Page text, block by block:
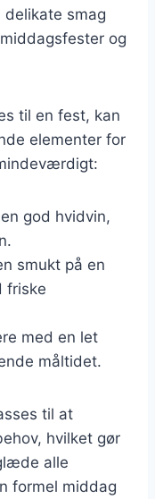
smag
og
til en fest, kan
elementer for
god hvidvin,
smukt på en
friske
med en let
måltidet.
til at
hvilket gør
alle
formel middag